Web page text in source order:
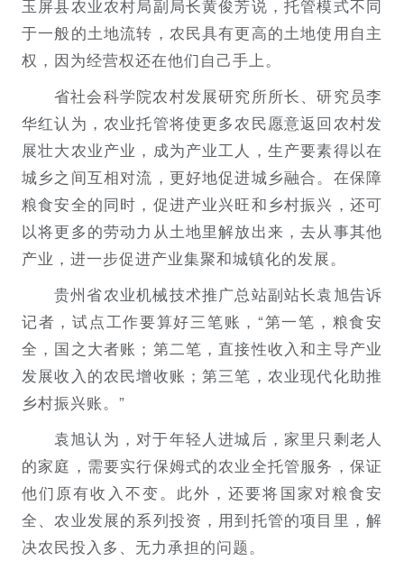
玉屏县农业农村局副局长黄俊芳说，托管模式不同
于一般的土地流转，农民具有更高的土地使用自主
权，因为经营权还在他们自己手上。
省社会科学院农村发展研究所所长、研究员李
华红认为，农业托管将使更多农民愿意返回农村发
展壮大农业产业，成为产业工人，生产要素得以在
城乡之间互相对流，更好地促进城乡融合。在保障
粮食安全的同时，促进产业兴旺和乡村振兴，还可
以将更多的劳动力从土地里解放出来，去从事其他
产业，进一步促进产业集聚和城镇化的发展。
贵州省农业机械技术推广总站副站长袁旭告诉
记者，试点工作要算好三笔账，“第一笔，粮食安
全，国之大者账；第二笔，直接性收入和主导产业
发展收入的农民增收账；第三笔，农业现代化助推
乡村振兴账。”
袁旭认为，对于年轻人进城后，家里只剩老人
的家庭，需要实行保姆式的农业全托管服务，保证
他们原有收入不变。此外，还要将国家对粮食安
全、农业发展的系列投资，用到托管的项目里，解
决农民投入多、无力承担的问题。